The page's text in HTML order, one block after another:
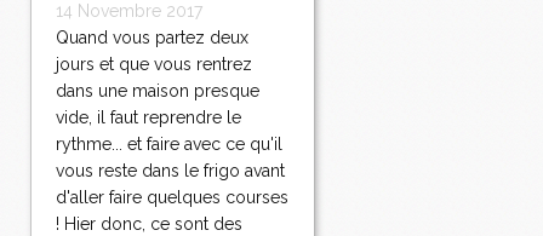
14 Novembre 2017
Quand vous partez deux
jours et que vous rentrez
dans une maison presque
vide, il faut reprendre le
rythme... et faire avec ce qu'il
vous reste dans le frigo avant
d'aller faire quelques courses
! Hier donc, ce sont des